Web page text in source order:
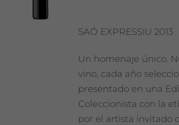
SAÓ EXPRESSIU 2013
Un homenaje único.
vino, cada año
presentado en una
Coleccionista con la
por el artista invitado